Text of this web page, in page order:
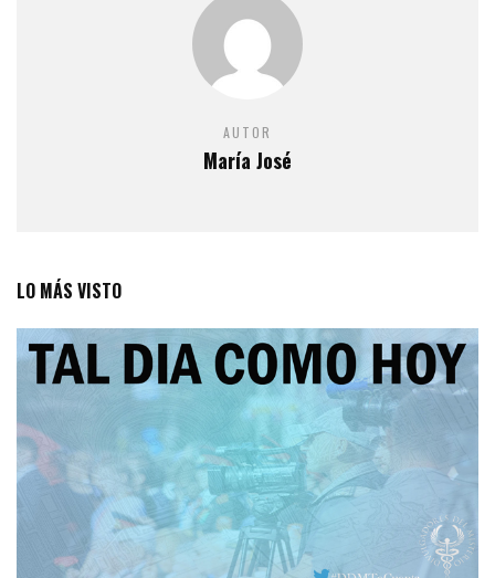
AUTOR
María José
LO MÁS VISTO